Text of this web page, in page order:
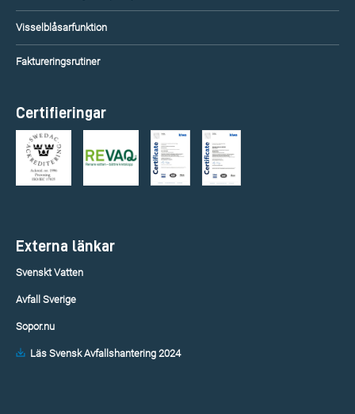
Visselblåsarfunktion
Faktureringsrutiner
Certifieringar
Externa länkar
Svenskt Vatten
Avfall Sverige
Sopor.nu
Läs Svensk Avfallshantering 2024